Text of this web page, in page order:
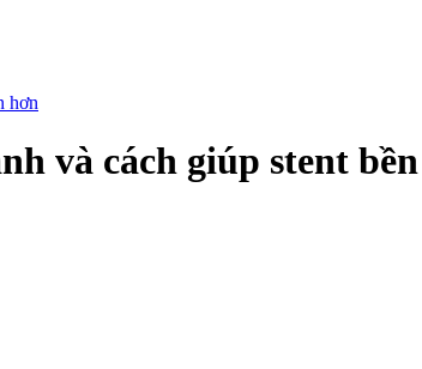
hơn
và cách giúp stent